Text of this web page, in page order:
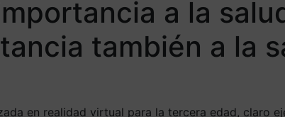
a la
también a la
en realidad virtual para la tercera edad, claro